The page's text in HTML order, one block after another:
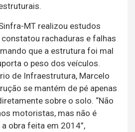
MT realizou estudos
rachaduras e falhas
que a estrutura foi mal
o peso dos veículos.
de Infraestrutura, Marcelo
se mantém de pé apenas
sobre o solo. “Não
motoristas, mas não é
obra feita em 2014”,